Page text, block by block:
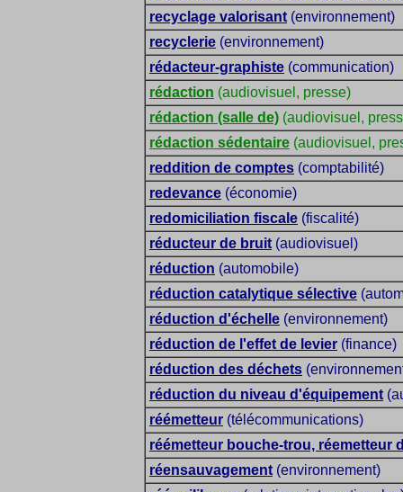
recyclage valorisant (environnement)
recyclerie (environnement)
rédacteur-graphiste (communication)
rédaction (audiovisuel, presse)
rédaction (salle de) (audiovisuel,
rédaction sédentaire (audiovisuel,
reddition de comptes (comptabilité)
redevance (économie)
redomiciliation fiscale (fiscalité)
réducteur de bruit (audiovisuel)
réduction (automobile)
réduction catalytique sélective
réduction d'échelle (environnement)
réduction de l'effet de levier (finance)
réduction des déchets
réduction du niveau d'équipement
réémetteur (télécommunications)
réémetteur bouche-trou, réemetteur
réensauvagement (environnement)